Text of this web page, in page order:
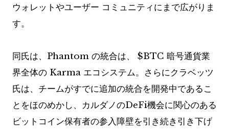
ウォレットやユーザー コミュニティにまで広がりま
す。
同氏は、Phantom の統合は、 $BTC 暗号通貨業
界全体の Karma エコシステム。さらにクラベッツ
氏は、チームがすでに追加の統合を開発中であるこ
とをほのめかし、カルダノのDeFi機会に関心のある
ビットコイン保有者の参入障壁を引き続き引き下げ